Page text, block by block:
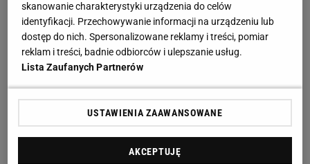
"Hejka kochani! Przychodzę do Was po pomoc,
proszę Was o zgłaszanie tego profilu na fb. Ktoś
kradnie mi zdjęcia z Instagrama i dodaje te tam w
nabiera. Sama zgłaszałam profil już 2418 razy, ale
niestety nic to nie daje. Kliknijcie zgłoś -> fałszywy
skanowanie charakterystyki urządzenia do celów
identyfikacji. Przechowywanie informacji na urządzeniu lub
dostęp do nich. Spersonalizowane reklamy i treści, pomiar
reklam i treści, badnie odbiorców i ulepszanie usług.
Lista Zaufanych Partnerów
USTAWIENIA ZAAWANSOWANE
AKCEPTUJĘ